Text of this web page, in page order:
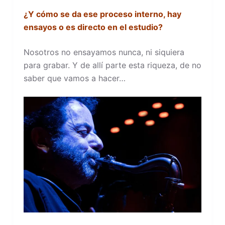
¿Y cómo se da ese proceso interno, hay
ensayos o es directo en el estudio?
Nosotros no ensayamos nunca, ni siquiera
para grabar. Y de allí parte esta riqueza, de no
saber que vamos a hacer…